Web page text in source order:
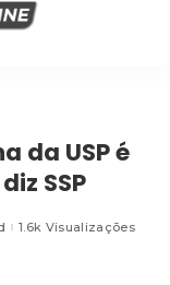
da USP é
SSP
1.6k Visualizações